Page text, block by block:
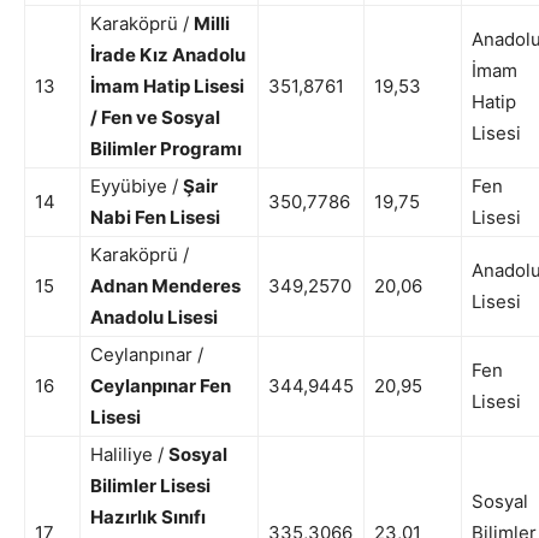
13
Karaköprü / Milli
İrade Kız Anadolu
İmam Hatip Lisesi
/ Fen ve Sosyal
Bilimler Programı
351,8761 19,53
İmam
Hatip
Lisesi
14
Eyyübiye / Şair
Nabi Fen Lisesi
350,7786 19,75
Fen
Lisesi
15
Karaköprü /
Adnan Menderes
Anadolu Lisesi
349,2570 20,06
Lisesi
16
Ceylanpınar /
Ceylanpınar Fen
Lisesi
344,9445 20,95
Fen
Lisesi
17
Haliliye / Sosyal
Bilimler Lisesi
Hazırlık Sınıfı
335,3066 23,01
Sosyal
Bilimler